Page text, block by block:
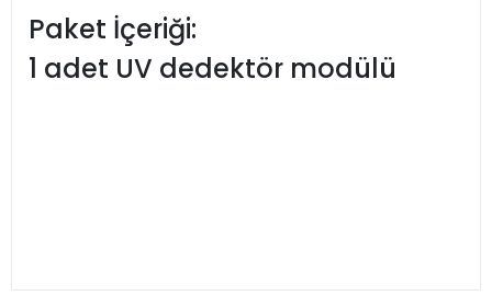
Paket İçeriği:
1 adet UV dedektör modülü